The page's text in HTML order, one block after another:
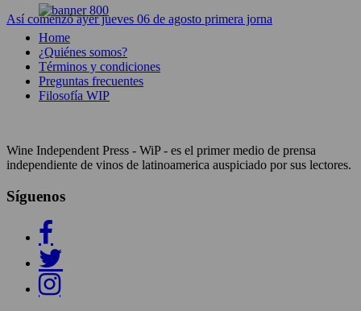
Así comenzó ayer jueves 06 de agosto primera jorna
Home
¿Quiénes somos?
Términos y condiciones
Preguntas frecuentes
Filosofía WIP
Wine Independent Press - WiP - es el primer medio de prensa
independiente de vinos de latinoamerica auspiciado por sus lectores.
Síguenos